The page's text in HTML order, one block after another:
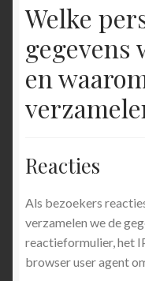
Privacypolicy
sizes
Coupons
Welke
gegevens
en
Reacties
Als bezoekers
verzamelen we de
reactieformulier, het
browser user agent